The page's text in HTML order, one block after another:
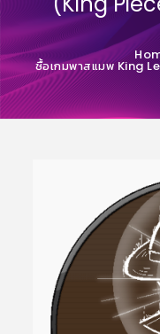
ซื้อเกมพาสแมพ King